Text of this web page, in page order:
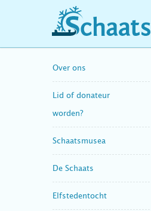
schaatshistorie.nl
Over ons
Lid of donateur
worden?
Schaatsmusea
De Schaats
Elfstedentocht